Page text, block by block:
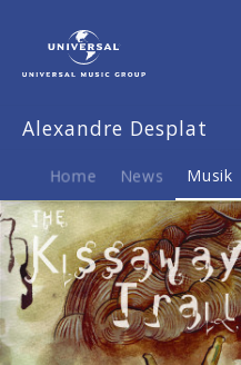
Musik
Gefahr
Begierde
-
Original
Motion
Picture
Soundtrack
Alexandre Desplat
Home News Musik